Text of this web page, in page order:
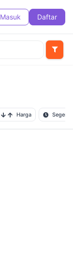
Masuk Daftar
Harga Segera